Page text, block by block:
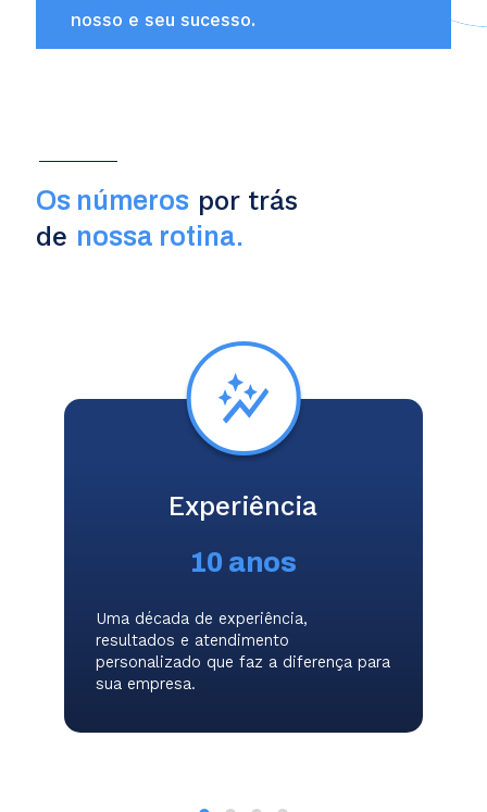
nosso e seu sucesso.
Os números por trás
de nossa rotina.
Experiência
10 anos
Uma década de experiência,
resultados e atendimento
personalizado que faz a diferença para
sua empresa.